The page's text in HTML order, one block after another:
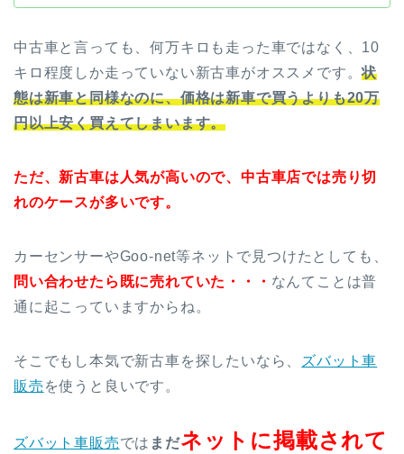
中古車と言っても、何万キロも走った車ではなく、10
キロ程度しか走っていない新古車がオススメです。状
態は新車と同様なのに、価格は新車で買うよりも20万
円以上安く買えてしまいます。
ただ、新古車は人気が高いので、中古車店では売り切
れのケースが多いです。
カーセンサーやGoo-net等ネットで見つけたとしても、
問い合わせたら既に売れていた・・・ なんてことは普
通に起こっていますからね。
そこでもし本気で新古車を探したいなら、
ズバット車
販売 を使うと良いです。
ズバット車販売では まだネットに掲載されて